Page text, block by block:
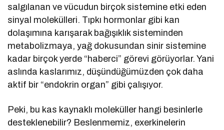
salgılanan ve vücudun birçok sistemine etki eden
sinyal molekülleri. Tıpkı hormonlar gibi kan
dolaşımına karışarak bağışıklık sisteminden
metabolizmaya, yağ dokusundan sinir sistemine
kadar birçok yerde “haberci” görevi görüyorlar. Yani
aslında kaslarımız, düşündüğümüzden çok daha
aktif bir “endokrin organ” gibi çalışıyor.
Peki, bu kas kaynaklı moleküller hangi besinlerle
desteklenebilir? Beslenmemiz, exerkinelerin